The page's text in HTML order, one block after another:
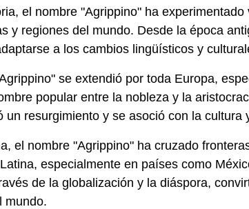
el nombre "Agrippino" ha
y regiones del mundo. Desde la época
a los cambios lingüísticos y
se extendió por toda Europa,
popular entre la nobleza y la
un resurgimiento y se asoció con la cultura
el nombre "Agrippino" ha cruzado
especialmente en países como
de la globalización y la diáspora,
mundo.